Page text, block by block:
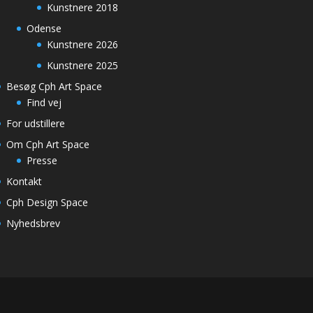
Kunstnere 2018
Odense
Kunstnere 2026
Kunstnere 2025
Besøg Cph Art Space
Find vej
For udstillere
Om Cph Art Space
Presse
Kontakt
Cph Design Space
Nyhedsbrev